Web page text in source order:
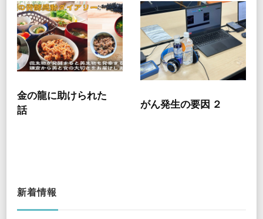
金の龍に助けられた
話
がん発生の要因 ２
新着情報